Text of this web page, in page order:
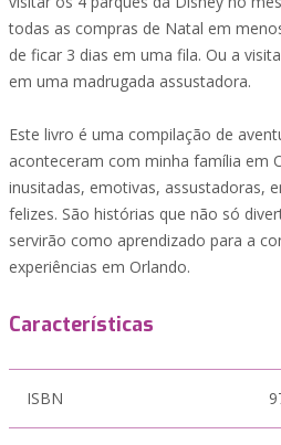
todas as compras de Natal em
de ficar 3 dias em uma fila. Ou a
em uma madrugada assustadora.
Este livro é uma compilação de
aconteceram com minha família em
inusitadas, emotivas, assustadoras,
felizes. São histórias que não só
servirão como aprendizado para a
experiências em Orlando.
Características
ISBN